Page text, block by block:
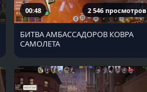
00:48 2 546 просмотров
БИТВА АМБАССАДОРОВ КОВРА
САМОЛЕТА